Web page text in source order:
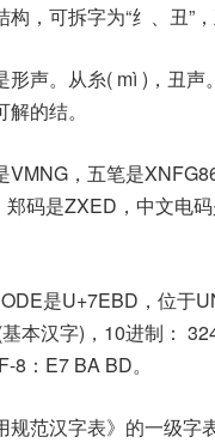
构，可拆字为“纟、丑”，
形声。从糸( mì )，丑
的结。
VMNG，五笔是
码是ZXED，中文电
是U+7EBD，位于
本汉字)，10进制：
8：E7 BA BD。
规范汉字表》的一级字